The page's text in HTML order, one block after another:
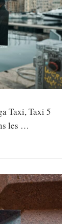
Taxi, Taxi 5
les …